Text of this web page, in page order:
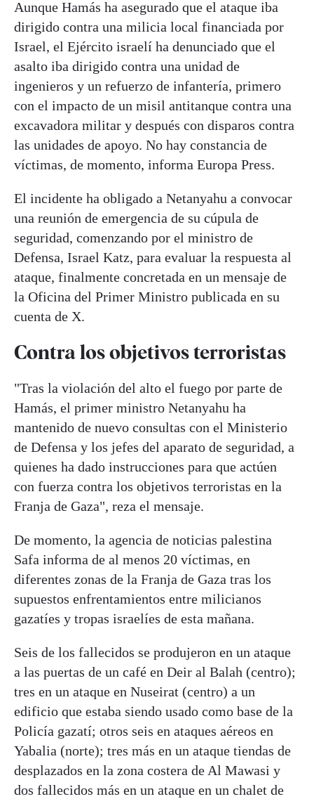
Aunque Hamás ha asegurado que el ataque iba
dirigido contra una milicia local financiada por
Israel, el Ejército israelí ha denunciado que el
asalto iba dirigido contra una unidad de
ingenieros y un refuerzo de infantería, primero
con el impacto de un misil antitanque contra una
excavadora militar y después con disparos contra
las unidades de apoyo. No hay constancia de
víctimas, de momento, informa Europa Press.
El incidente ha obligado a Netanyahu a convocar
una reunión de emergencia de su cúpula de
seguridad, comenzando por el ministro de
Defensa, Israel Katz, para evaluar la respuesta al
ataque, finalmente concretada en un mensaje de
la Oficina del Primer Ministro publicada en su
cuenta de X.
Contra los objetivos terroristas
"Tras la violación del alto el fuego por parte de
Hamás, el primer ministro Netanyahu ha
mantenido de nuevo consultas con el Ministerio
de Defensa y los jefes del aparato de seguridad, a
quienes ha dado instrucciones para que actúen
con fuerza contra los objetivos terroristas en la
Franja de Gaza", reza el mensaje.
De momento, la agencia de noticias palestina
Safa informa de al menos 20 víctimas, en
diferentes zonas de la Franja de Gaza tras los
supuestos enfrentamientos entre milicianos
gazatíes y tropas israelíes de esta mañana.
Seis de los fallecidos se produjeron en un ataque
a las puertas de un café en Deir al Balah (centro);
tres en un ataque en Nuseirat (centro) a un
edificio que estaba siendo usado como base de la
Policía gazatí; otros seis en ataques aéreos en
Yabalia (norte); tres más en un ataque tiendas de
desplazados en la zona costera de Al Mawasi y
dos fallecidos más en un ataque en un chalet de